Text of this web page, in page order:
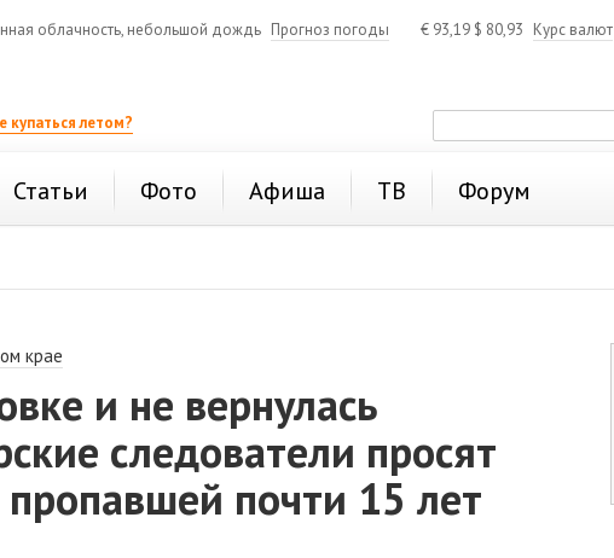
облачность, небольшой дождь Прогноз погоды € 93,19 $ 80,93 Курс валют
купаться летом?
Статьи Фото Афиша ТВ Форум
крае
и не вернулась
следователи просят
почти 15 лет